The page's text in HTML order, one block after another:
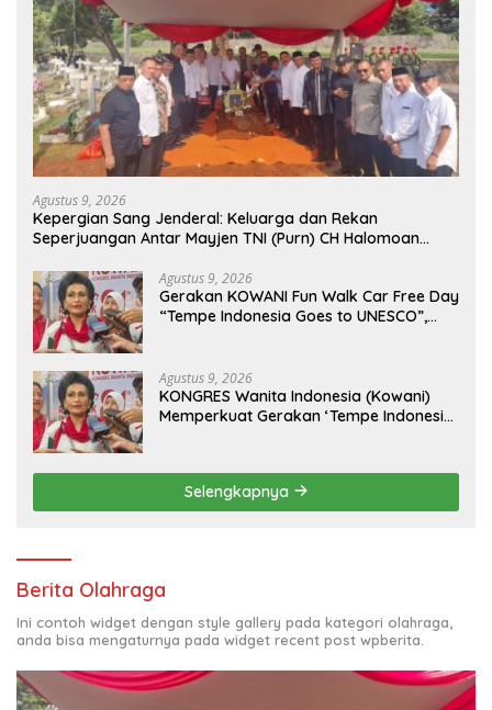
Agustus 9, 2026
Kepergian Sang Jenderal: Keluarga dan Rekan
Seperjuangan Antar Mayjen TNI (Purn) CH Halomoan
Agustus 9, 2026
Gerakan KOWANI Fun Walk Car Free Day
“Tempe Indonesia Goes to UNESCO”,
Agustus 9, 2026
KONGRES Wanita Indonesia (Kowani)
Memperkuat Gerakan ‘Tempe Indonesia
Selengkapnya
Berita Olahraga
Ini contoh widget dengan style gallery pada kategori olahraga,
anda bisa mengaturnya pada widget recent post wpberita.